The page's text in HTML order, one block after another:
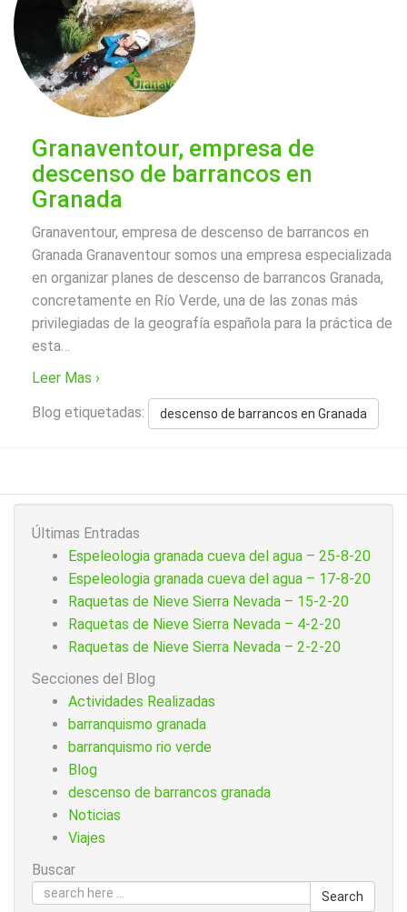
Granaventour, empresa de
descenso de barrancos en
Granada
Granaventour, empresa de descenso de barrancos en
Granada Granaventour somos una empresa especializada
en organizar planes de descenso de barrancos Granada,
concretamente en Río Verde, una de las zonas más
privilegiadas de la geografía española para la práctica de
esta…
Leer Mas ›
Blog etiquetadas: descenso de barrancos en Granada
Últimas Entradas
Espeleologia granada cueva del agua – 25-8-20
Espeleologia granada cueva del agua – 17-8-20
Raquetas de Nieve Sierra Nevada – 15-2-20
Raquetas de Nieve Sierra Nevada – 4-2-20
Raquetas de Nieve Sierra Nevada – 2-2-20
Secciones del Blog
Actividades Realizadas
barranquismo granada
barranquismo rio verde
Blog
descenso de barrancos granada
Noticias
Viajes
Buscar
Search